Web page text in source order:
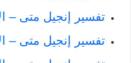
تفسير إنجيل متى –
تفسير إنجيل متى –